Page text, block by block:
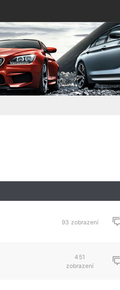
93 zobrazení
451
zobrazení